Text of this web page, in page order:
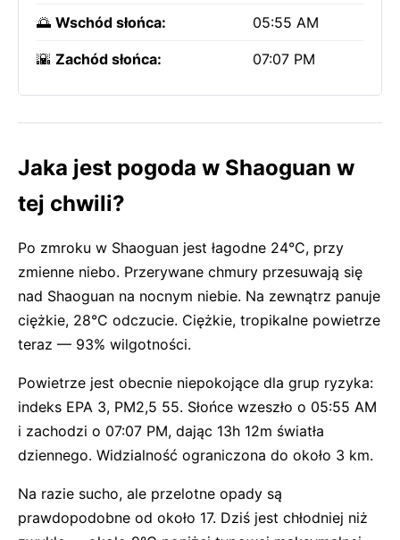
🌅 Wschód słońca: 05:55 AM
🌇 Zachód słońca: 07:07 PM
Jaka jest pogoda w Shaoguan w
tej chwili?
Po zmroku w Shaoguan jest łagodne 24°C, przy
zmienne niebo. Przerywane chmury przesuwają się
nad Shaoguan na nocnym niebie. Na zewnątrz panuje
ciężkie, 28°C odczucie. Ciężkie, tropikalne powietrze
teraz — 93% wilgotności.
Powietrze jest obecnie niepokojące dla grup ryzyka:
indeks EPA 3, PM2,5 55. Słońce wzeszło o 05:55 AM
i zachodzi o 07:07 PM, dając 13h 12m światła
dziennego. Widzialność ograniczona do około 3 km.
Na razie sucho, ale przelotne opady są
prawdopodobne od około 17. Dziś jest chłodniej niż